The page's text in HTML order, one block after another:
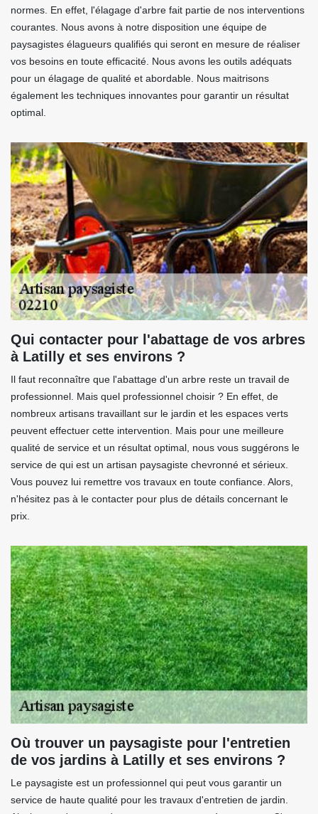
normes. En effet, l'élagage d'arbre fait partie de nos interventions
courantes. Nous avons à notre disposition une équipe de
paysagistes élagueurs qualifiés qui seront en mesure de réaliser
vos besoins en toute efficacité. Nous avons les outils adéquats
pour un élagage de qualité et abordable. Nous maitrisons
également les techniques innovantes pour garantir un résultat
optimal.
Qui contacter pour l'abattage de vos arbres
à Latilly et ses environs ?
Il faut reconnaître que l'abattage d'un arbre reste un travail de
professionnel. Mais quel professionnel choisir ? En effet, de
nombreux artisans travaillant sur le jardin et les espaces verts
peuvent effectuer cette intervention. Mais pour une meilleure
qualité de service et un résultat optimal, nous vous suggérons le
service de qui est un artisan paysagiste chevronné et sérieux.
Vous pouvez lui remettre vos travaux en toute confiance. Alors,
n'hésitez pas à le contacter pour plus de détails concernant le
prix.
Où trouver un paysagiste pour l'entretien
de vos jardins à Latilly et ses environs ?
Le paysagiste est un professionnel qui peut vous garantir un
service de haute qualité pour les travaux d'entretien de jardin.